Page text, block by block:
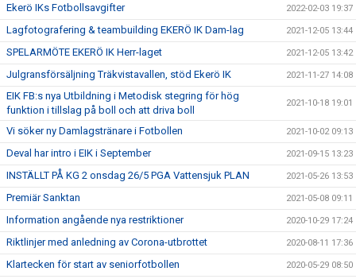
Ekerö IKs Fotbollsavgifter 2022-02-03 19:37
Lagfotografering & teambuilding EKERÖ IK Dam-lag 2021-12-05 13:44
SPELARMÖTE EKERÖ IK Herr-laget 2021-12-05 13:42
Julgransförsäljning Träkvistavallen, stöd Ekerö IK 2021-11-27 14:08
EIK FB:s nya Utbildning i Metodisk stegring för hög
funktion i tillslag på boll och att driva boll
2021-10-18 19:01
Vi söker ny Damlagstränare i Fotbollen 2021-10-02 09:13
Deval har intro i EIK i September 2021-09-15 13:23
INSTÄLLT PÅ KG 2 onsdag 26/5 PGA Vattensjuk PLAN 2021-05-26 13:53
Premiär Sanktan 2021-05-08 09:11
Information angående nya restriktioner 2020-10-29 17:24
Riktlinjer med anledning av Corona-utbrottet 2020-08-11 17:36
Klartecken för start av seniorfotbollen 2020-05-29 08:50